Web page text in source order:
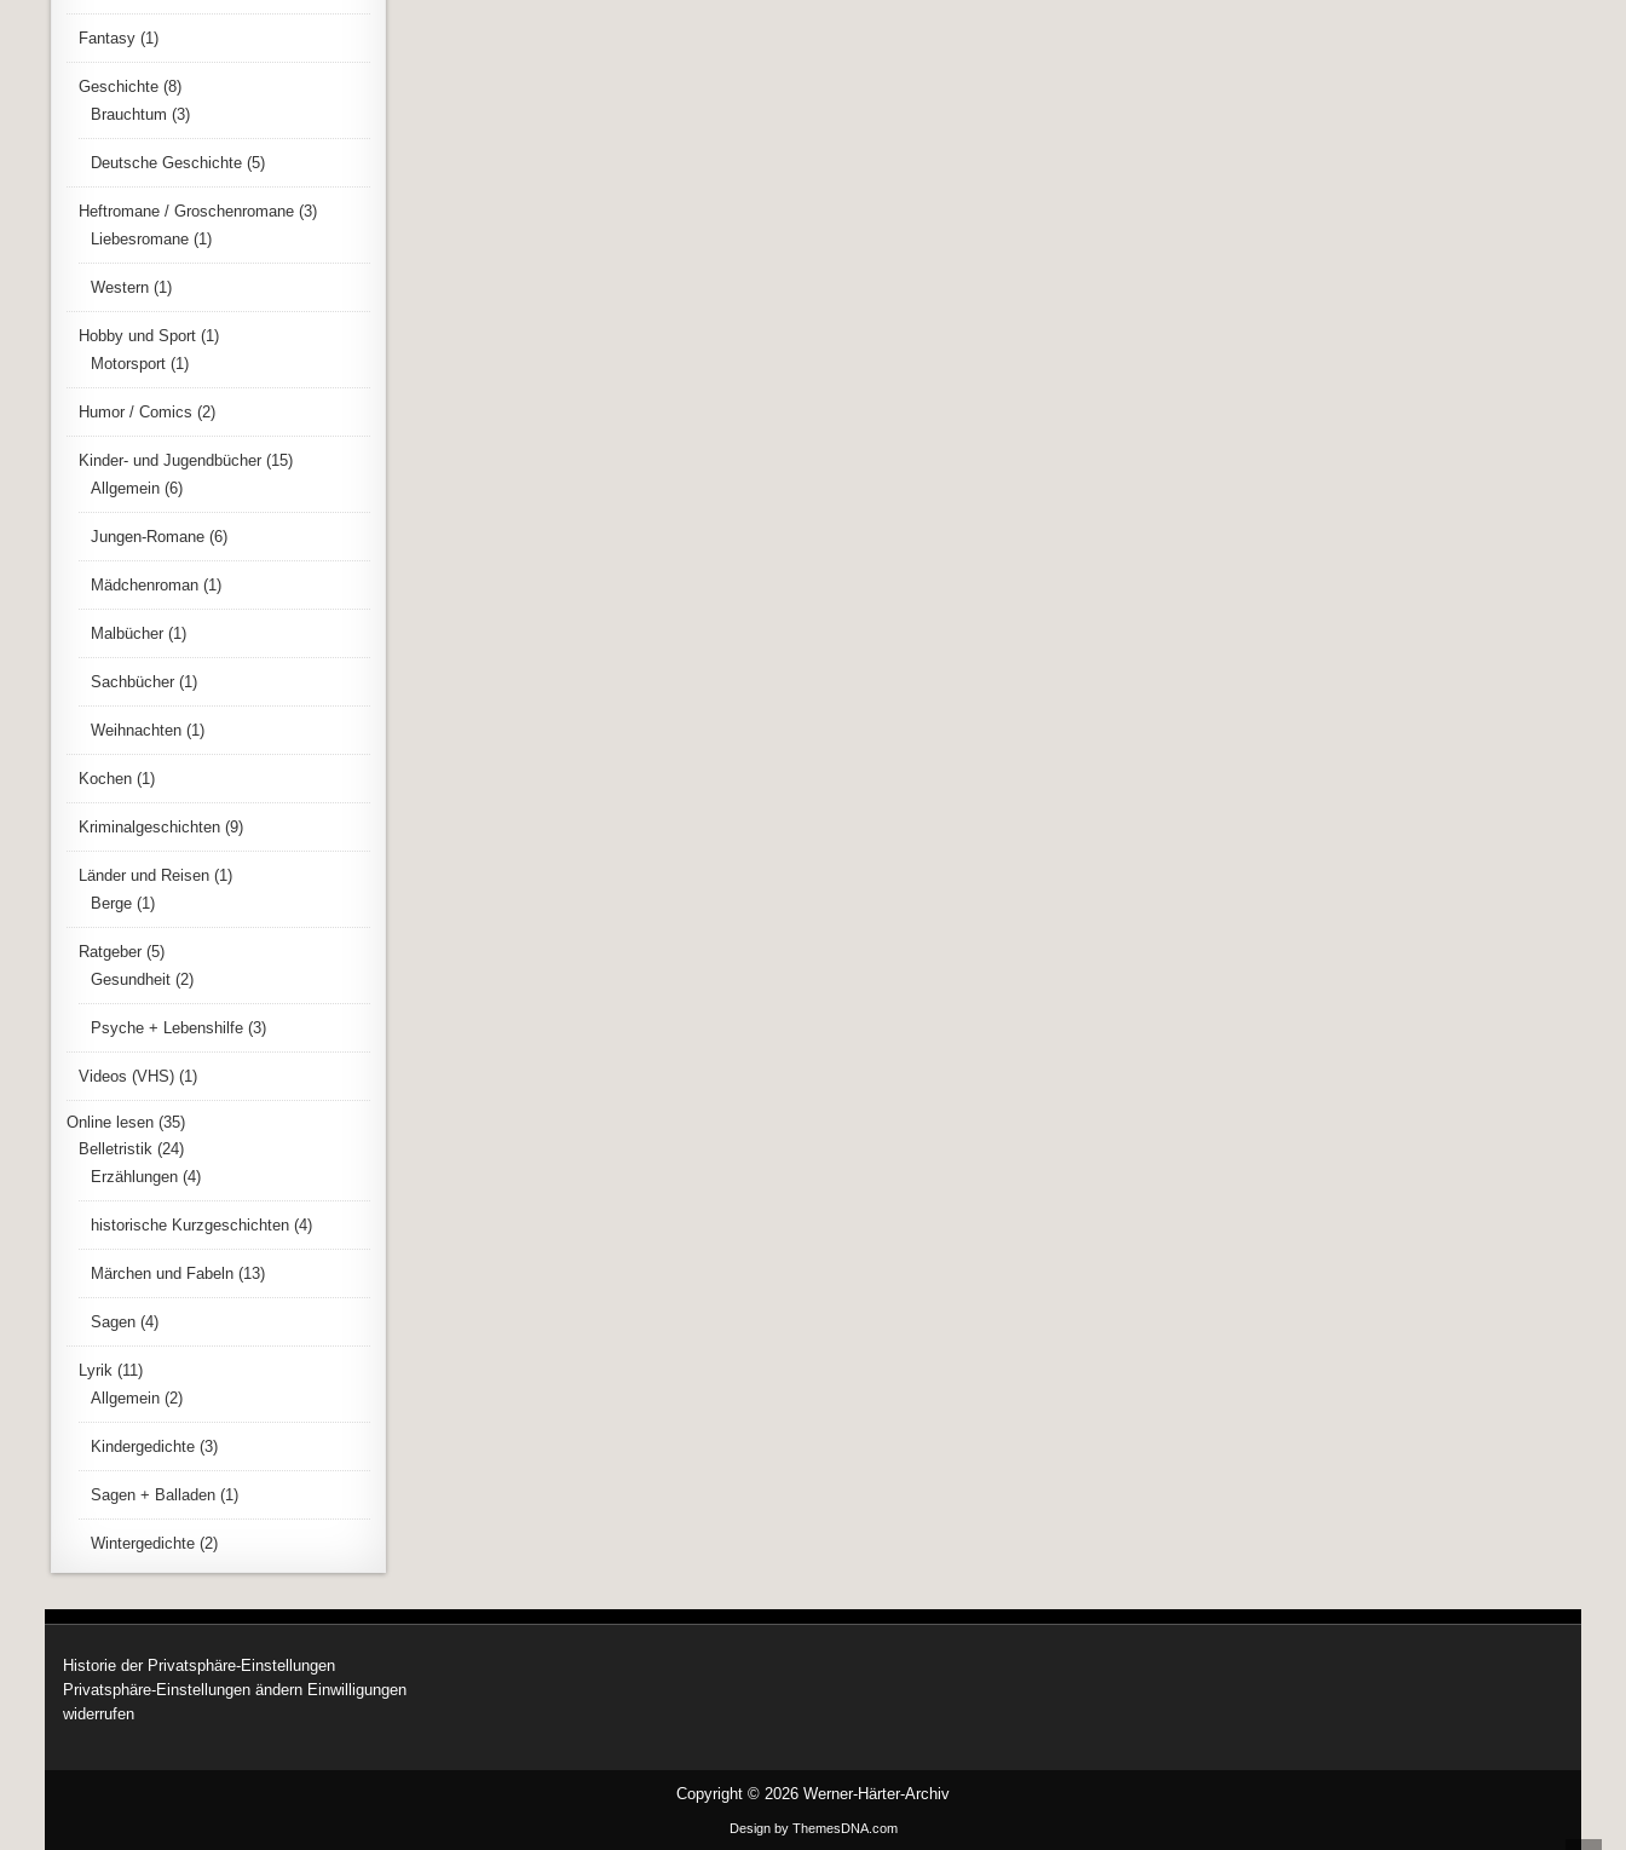
Fantasy (1)
Geschichte (8)
Brauchtum (3)
Deutsche Geschichte (5)
Heftromane / Groschenromane (3)
Liebesromane (1)
Western (1)
Hobby und Sport (1)
Motorsport (1)
Humor / Comics (2)
Kinder- und Jugendbücher (15)
Allgemein (6)
Jungen-Romane (6)
Mädchenroman (1)
Malbücher (1)
Sachbücher (1)
Weihnachten (1)
Kochen (1)
Kriminalgeschichten (9)
Länder und Reisen (1)
Berge (1)
Ratgeber (5)
Gesundheit (2)
Psyche + Lebenshilfe (3)
Videos (VHS) (1)
Online lesen (35)
Belletristik (24)
Erzählungen (4)
historische Kurzgeschichten (4)
Märchen und Fabeln (13)
Sagen (4)
Lyrik (11)
Allgemein (2)
Kindergedichte (3)
Sagen + Balladen (1)
Wintergedichte (2)
Historie der Privatsphäre-Einstellungen
Privatsphäre-Einstellungen ändern Einwilligungen
widerrufen
Copyright © 2026 Werner-Härter-Archiv
Design by ThemesDNA.com